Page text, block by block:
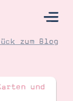
zum Blog
und